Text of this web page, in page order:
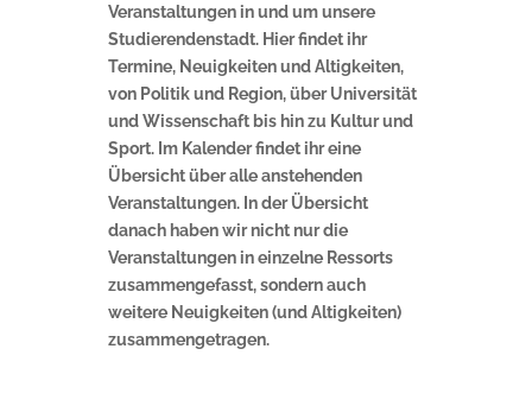
Veranstaltungen in und um unsere
Studierendenstadt. Hier findet ihr
Termine, Neuigkeiten und Altigkeiten,
von Politik und Region, über Universität
und Wissenschaft bis hin zu Kultur und
Sport. Im Kalender findet ihr eine
Übersicht über alle anstehenden
Veranstaltungen. In der Übersicht
danach haben wir nicht nur die
Veranstaltungen in einzelne Ressorts
zusammengefasst, sondern auch
weitere Neuigkeiten (und Altigkeiten)
zusammengetragen.